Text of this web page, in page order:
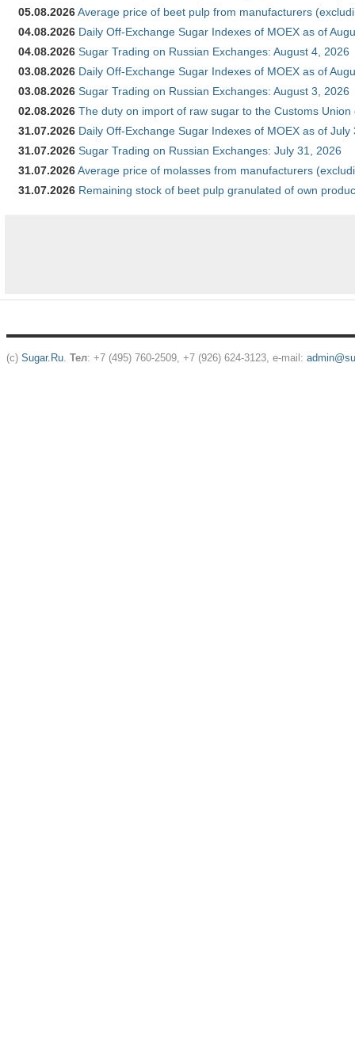
05.08.2026Average price of beet pulp from manufacturers
04.08.2026 Daily Off-Exchange Sugar Indexes of MOEX as of
04.08.2026 Sugar Trading on Russian Exchanges: August 4, 2026
03.08.2026 Daily Off-Exchange Sugar Indexes of MOEX as of
03.08.2026 Sugar Trading on Russian Exchanges: August 3, 2026
02.08.2026 The duty on import of raw sugar to the Customs
31.07.2026 Daily Off-Exchange Sugar Indexes of MOEX as of July
31.07.2026 Sugar Trading on Russian Exchanges: July 31, 2026
31.07.2026Average price of molasses from manufacturers
31.07.2026 Remaining stock of beet pulp granulated of own
(c) Sugar.Ru. Тел: +7 (495) 760-2509, +7 (926) 624-3123, e-mail: